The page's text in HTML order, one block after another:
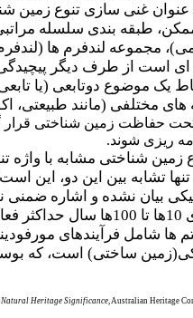
عنوان غنی سازی تنوع
طبقه بندی سلسله
مجموعه لندفرم ها
است از طرف دیگر
یک موضوع دوتابعی (یا
های مختلفی (مانند طبیعتی،
حفاظت زمین شناختی قرار
ریزی شوند.
زمین شناختی مشابه با
تشابه بین این دو، این
بیان نشده و اشاره ضمنی
هایی با چرخه های حیات
ها شامل فرآیندهای
ساختی) است، که
Heritage Significance, Australian Heritage